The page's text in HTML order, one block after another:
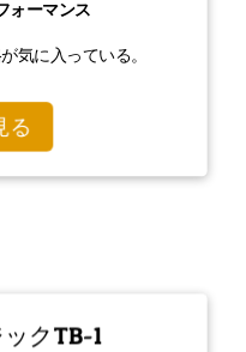
ォーマンス
気に入っている。
る
クTB-1